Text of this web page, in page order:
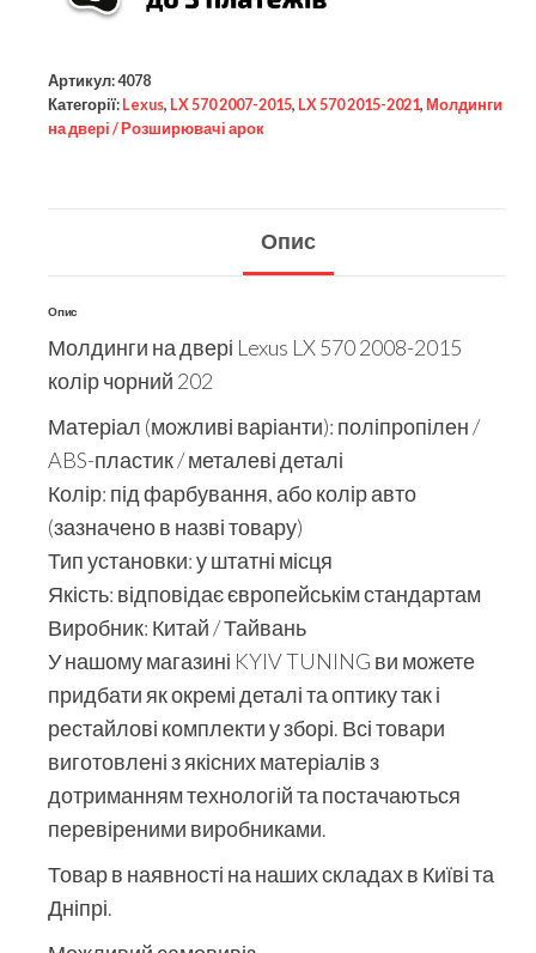
Артикул:4078
Категорії: Lexus, LX 570 2007-2015, LX 570 2015-2021, Молдинги
на двері / Розширювачі арок
Опис
Опис
Молдинги на двері Lexus LX 570 2008-2015
колір чорний 202
Матеріал (можливі варіанти): поліпропілен /
ABS-пластик / металеві деталі
Колір: під фарбування, або колір авто
(зазначено в назві товару)
Тип установки: у штатні місця
Якість: відповідає європейськім стандартам
Виробник: Китай / Тайвань
У нашому магазині KYIV TUNING ви можете
придбати як окремі деталі та оптику так і
рестайлові комплекти у зборі. Всі товари
виготовлені з якісних матеріалів з
дотриманням технологій та постачаються
перевіреними виробниками.
Товар в наявності на наших складах в Київі та
Дніпрі.